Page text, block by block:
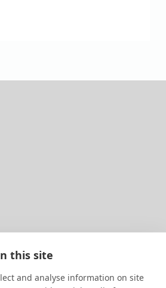
this site
and analyse information on site